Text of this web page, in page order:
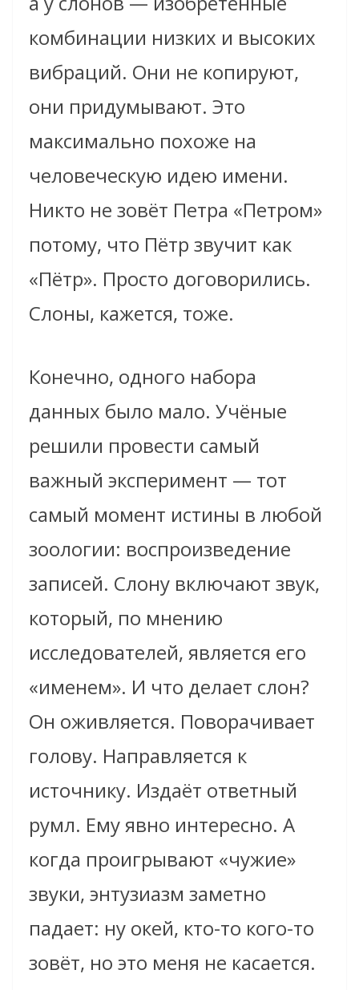
комбинации низких и высоких
вибраций. Они не копируют,
они придумывают. Это
максимально похоже на
человеческую идею имени.
Никто не зовёт Петра «Петром»
потому, что Пётр звучит как
«Пётр». Просто договорились.
Слоны, кажется, тоже.
Конечно, одного набора
данных было мало. Учёные
решили провести самый
важный эксперимент — тот
самый момент истины в любой
зоологии: воспроизведение
записей. Слону включают звук,
который, по мнению
исследователей, является его
«именем». И что делает слон?
Он оживляется. Поворачивает
голову. Направляется к
источнику. Издаёт ответный
румл. Ему явно интересно. А
когда проигрывают «чужие»
звуки, энтузиазм заметно
падает: ну окей, кто-то кого-то
зовёт, но это меня не касается.